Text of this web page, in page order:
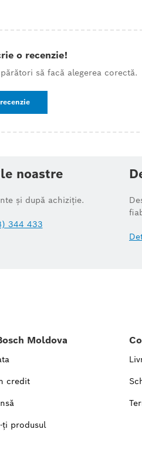
o recenzie!
să facă alegerea corectă.
noastre
și după achiziție.
344 433
Moldova
credit
ți produsul